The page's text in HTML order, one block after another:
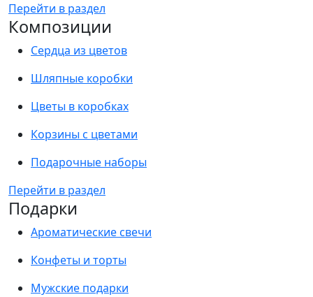
Перейти в раздел
Композиции
Сердца из цветов
Шляпные коробки
Цветы в коробках
Корзины с цветами
Подарочные наборы
Перейти в раздел
Подарки
Ароматические свечи
Конфеты и торты
Мужские подарки